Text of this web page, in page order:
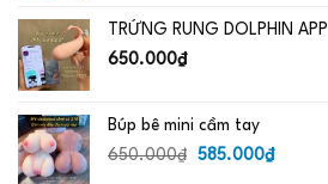
650.000₫.là:
TRỨNG RUNG DOLPHIN APP
650.000₫
Búp bê mini cầm tay
650.000₫
Giá
585.000₫Giá